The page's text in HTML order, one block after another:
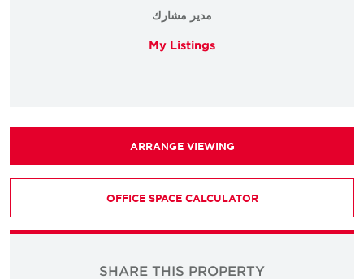
مدير مشارك
My Listings
ARRANGE VIEWING
OFFICE SPACE CALCULATOR
SHARE THIS PROPERTY